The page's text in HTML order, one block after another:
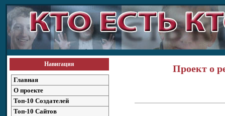
Навигация
Главная
О проекте
Топ-10 Создателей
Топ-10 Сайтов
Проект о